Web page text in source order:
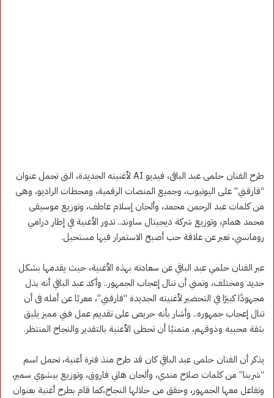
طرح الفنان حلمى عبد الباقى، فيديو AI لأغنيته الجديدة، التى تحمل عنوان
“فارقني” على اليوتيوب، وجميع المنصات الرقمية، ومحطات الراديو، وهى
من كلمات عبد الرحمن محمد، وألحان إسلام عاطف، وتوزيع موسيقى
محمد همام، وتوزيع شركة ديجيتال ساوند.. تدور الأغنية في إطار درامي
رومانسي، تعبر عن علاقة حب أصبح الاستمرار فيها مستحيل.
عبر الفنان حلمي عبد الباقي عن سعادته بهذه الأغنية، حيث يقدمها بشكل
جديد ومختلف، وتمني أن تنال إعجاب الجمهور.. وأكد عبد الباقي أنه بذل
مجهودًا كبيرًا في التحضير لأغنيته الجديدة “فارقني”، معربًا عن أمله فى أن
تنال إعجاب جمهوره.. وأشار بأنه حريص على تقديم عمل فني مميز يليق
بثقة محبيه وذوقهم، متمنيًا أن تحظى الأغنية بالتقدير والنجاح المنتظر.
يذكر أن الفنان حلمى عبد الباقي كان قد طرح منذ فترة أغنية، تحمل اسم
“شربنا” من كلمات صلاح مندي، وألحان هاني فاروق، وتوزيع بيشوي سمير،
وتفاعل معها الجمهور، وحقق من خلالها النجاح،كما قام بطرح أغنية بعنوان